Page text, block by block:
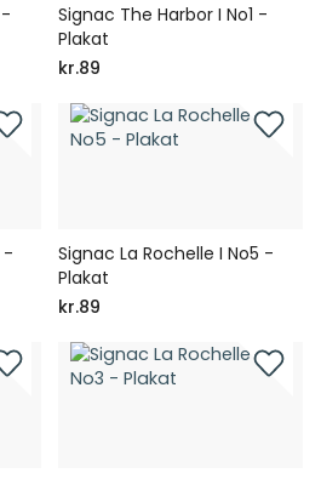
Signac The Harbor I No1 -
Plakat
kr.89
-
Signac La Rochelle I No5 -
Plakat
kr.89